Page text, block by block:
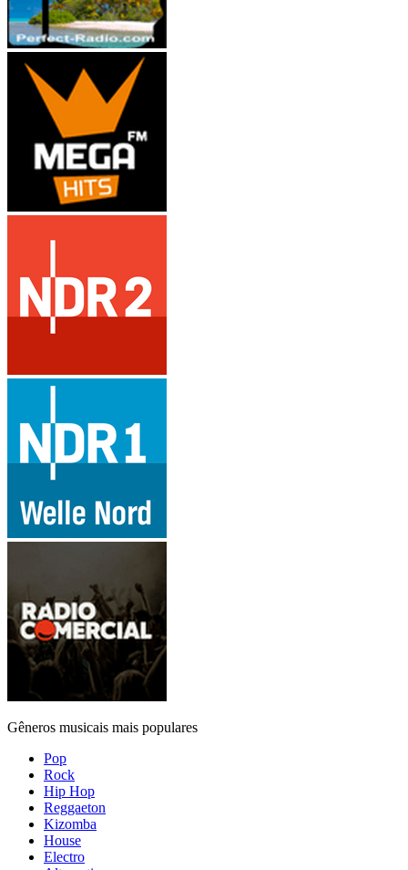
Gêneros musicais mais populares
Pop
Rock
Hip Hop
Reggaeton
Kizomba
House
Electro